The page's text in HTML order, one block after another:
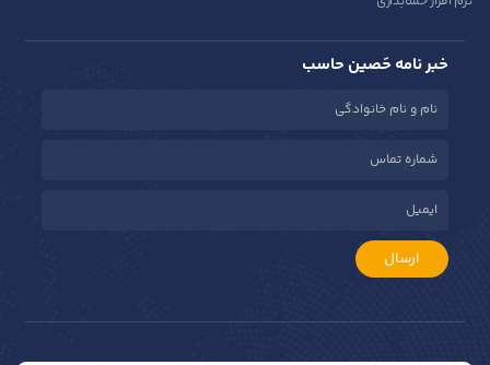
خبر نامه حَصین حاسب
ارسال